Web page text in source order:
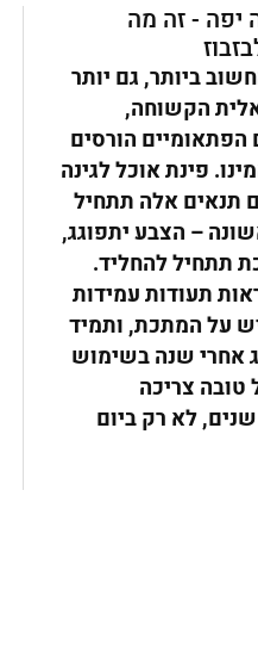
יפה - זה מה
ביותר, גם יותר
הקשוחה,
הורסים
פינת אוכל לגינה
תנאים אלה תתחיל
– הצבע יתפוגג,
תתחיל להחליד.
תעודות עמידות
על המתכת, ותמיד
אחרי שנה בשימוש
טובה צריכה
להיראות טוב גם אחרי 5 שנים, לא רק ביום